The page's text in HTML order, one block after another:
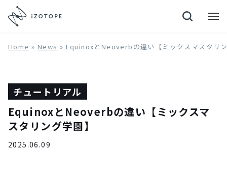
Home » News » EquinoxとNeoverbの違い【ミックスマスタリ
チュートリアル
EquinoxとNeoverbの違い【ミックスマ
スタリング学園】
2025.06.09